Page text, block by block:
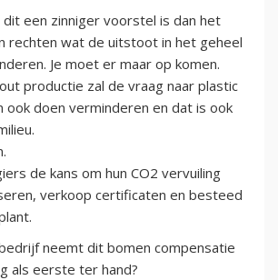
een zinniger voorstel is dan het
rechten wat de uitstoot in het geheel
Je moet er maar op komen.
productie zal de vraag naar plastic
ook doen verminderen en dat is ook
de kans om hun CO2 vervuiling
verkoop certificaten en besteed
neemt dit bomen compensatie
als eerste ter hand?